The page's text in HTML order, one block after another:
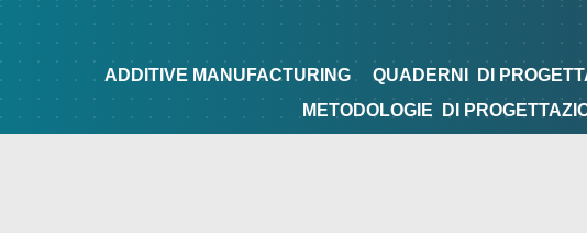
QUADERNI DI PROGETTAZIONE TIPS&TRICKS
ADDITIVE MANUFACTURING QUADERNI DI
METODOLOGIE
DI